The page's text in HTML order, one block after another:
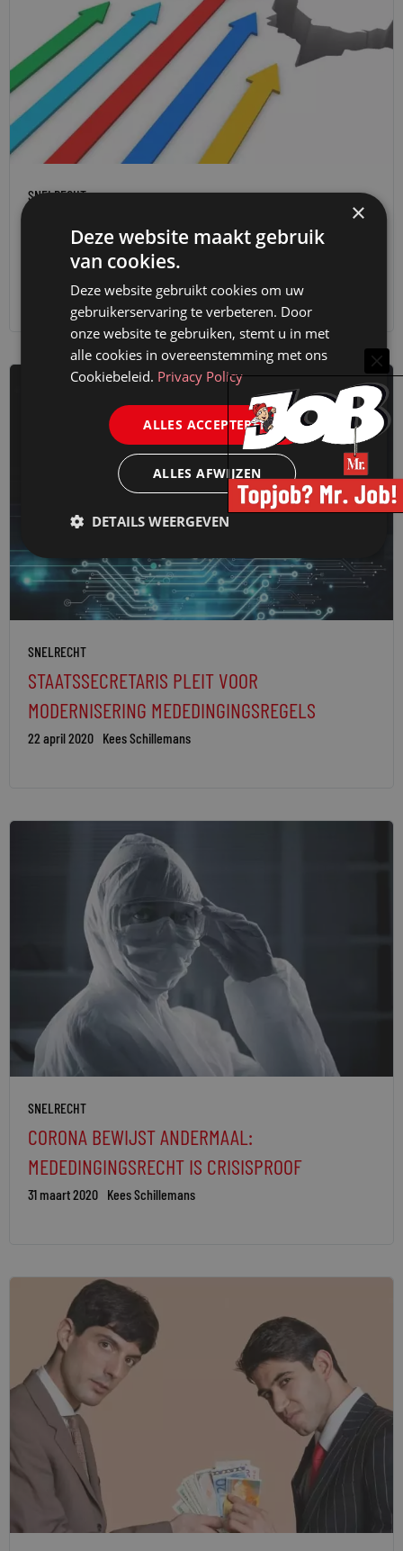
SNELRECHT
NU OOK COVID-19 STAATSSTEUNREGELS OVER
HERKAPITALISATIE
19 mei 2020 Kees Schillemans
SNELRECHT
STAATSSECRETARIS PLEIT VOOR
MODERNISERING MEDEDINGINGSREGELS
22 april 2020 Kees Schillemans
SNELRECHT
CORONA BEWIJST ANDERMAAL:
MEDEDINGINGSRECHT IS CRISISPROOF
31 maart 2020 Kees Schillemans
×
Deze website maakt gebruik
van cookies.
Deze website gebruikt cookies om uw
gebruikerservaring te verbeteren. Door
onze website te gebruiken, stemt u in met
alle cookies in overeenstemming met ons
Cookiebeleid. Privacy Policy
ALLES ACCEPTEREN
ALLES AFWIJZEN
DETAILS WEERGEVEN